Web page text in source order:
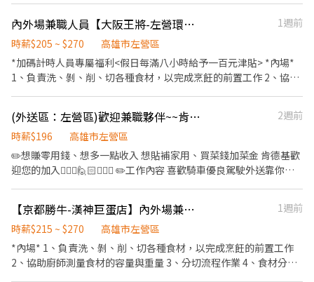
內外場兼職人員【大阪王將-左營環球店】時薪$205~$270#加碼假日津貼
1週前
時薪$205 ~ $270
高雄市左營區
*加碼計時人員專屬福利<假日每滿八小時給予一百元津貼> *內場*
1、負責洗、剝、削、切各種食材，以完成烹飪的前置工作 2、協助
點餐需求與提供建議 4、提供顧客桌邊服務 5、內場廚房支援備料
6、整潔門市環境與餐具保養
(外送區：左營區)歡迎兼職夥伴~~肯德基-早班/晚班/假日班 外送員-彈性排班 (騎公司車)
2週前
時薪$196
高雄市左營區
✏️想賺零用錢、想多一點收入 想貼補家用、買菜錢加菜金 肯德基歡
迎您的加入🙋🏻‍♀️🙋🏻🙋🏻‍♂️ ✏️工作內容 喜歡騎車優良駕駛外送靠你沒
196、外送單數1單10-14元 💼享勞健保 💸發薪日：每月10日、25日
✏️公司福利 🎁肯德基員工獨有的生日禮品 💛三節獎金 💵春節、 端
午 、中秋 💚年資代金 💸滿一年有年假代金 💥火熱職缺🎊超優福利
👫誠徵熱情活力的你一起加入肯德基
【京都勝牛-漢神巨蛋店】內外場兼職人員#時薪$215~$270#假日津貼100元
1週前
時薪$215 ~ $270
高雄市左營區
*內場* 1、負責洗、剝、削、切各種食材，以完成烹飪的前置工作
2、協助廚師測量食材的容量與重量 3、分切流程作業 4、食材分裝